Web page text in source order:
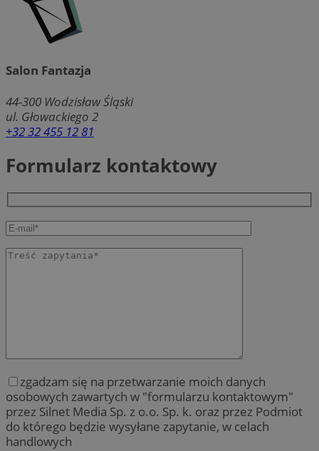
Salon Fantazja
44-300 Wodzisław Śląski
ul. Głowackiego 2
+32 32 455 12 81
Formularz kontaktowy
zgadzam się na przetwarzanie moich danych
osobowych zawartych w "formularzu kontaktowym"
przez Silnet Media Sp. z o.o. Sp. k. oraz przez Podmiot
do którego będzie wysyłane zapytanie, w celach
handlowych